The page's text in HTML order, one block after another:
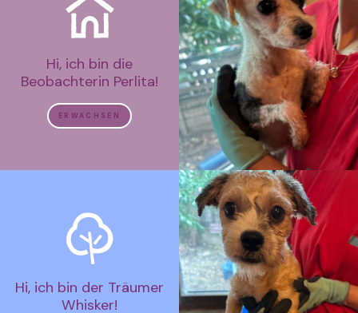
Hi, ich bin die
Beobachterin Perlita!
ERWACHSEN
Hi, ich bin der Träumer
Whisker!